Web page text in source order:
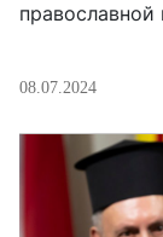
встречи была
РПЦ
в своем
ситуации на
08.07.2024